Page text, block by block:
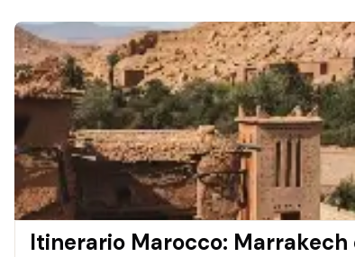
Itinerario Marocco: Marrakech